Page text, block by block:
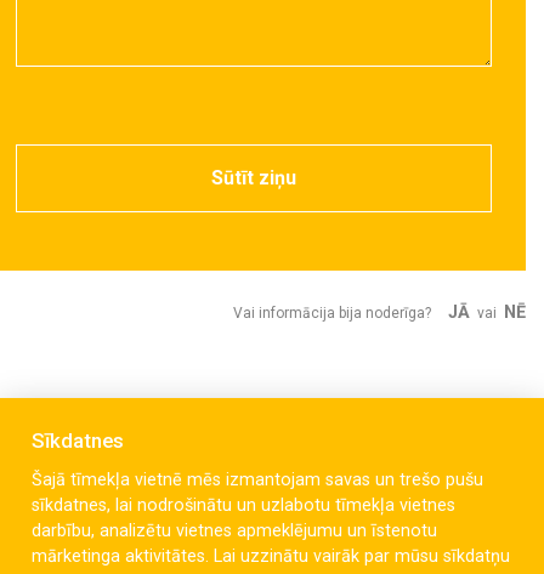
Sūtīt ziņu
Vai informācija bija noderīga? JĀ vai NĒ
Sīkdatnes
Šajā tīmekļa vietnē mēs izmantojam savas un trešo pušu
sīkdatnes, lai nodrošinātu un uzlabotu tīmekļa vietnes
darbību, analizētu vietnes apmeklējumu un īstenotu
mārketinga aktivitātes. Lai uzzinātu vairāk par mūsu sīkdatņu